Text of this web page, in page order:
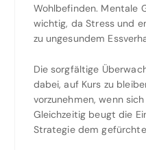
Wohlbefinden. Mentale
wichtig, da Stress und
zu ungesundem
Die sorgfältige
dabei, auf Kurs zu
vorzunehmen, wenn
Gleichzeitig beugt die
Strategie dem